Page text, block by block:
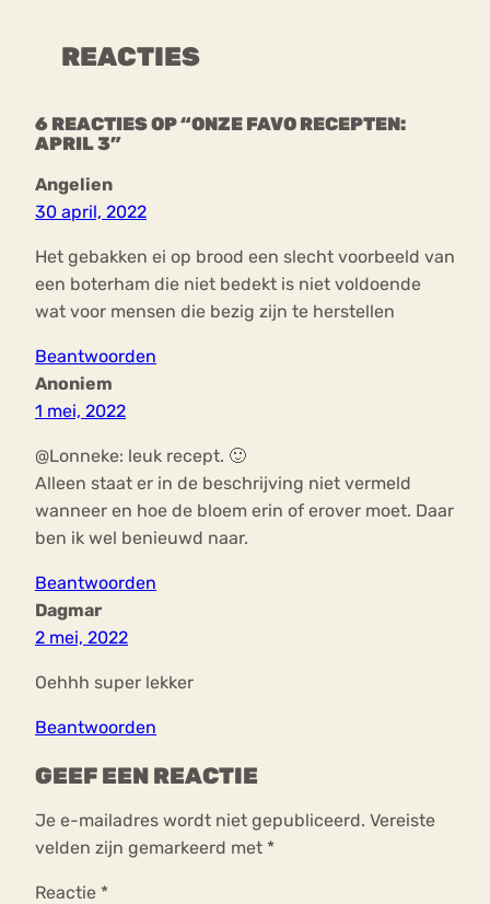
REACTIES
6 REACTIES OP “ONZE FAVO RECEPTEN:
APRIL 3”
Angelien
30 april, 2022
Het gebakken ei op brood een slecht voorbeeld van
een boterham die niet bedekt is niet voldoende
wat voor mensen die bezig zijn te herstellen
Beantwoorden
Anoniem
1 mei, 2022
@Lonneke: leuk recept. 🙂
Alleen staat er in de beschrijving niet vermeld
wanneer en hoe de bloem erin of erover moet. Daar
ben ik wel benieuwd naar.
Beantwoorden
Dagmar
2 mei, 2022
Oehhh super lekker
Beantwoorden
GEEF EEN REACTIE
Je e-mailadres wordt niet gepubliceerd. Vereiste
velden zijn gemarkeerd met *
Reactie *